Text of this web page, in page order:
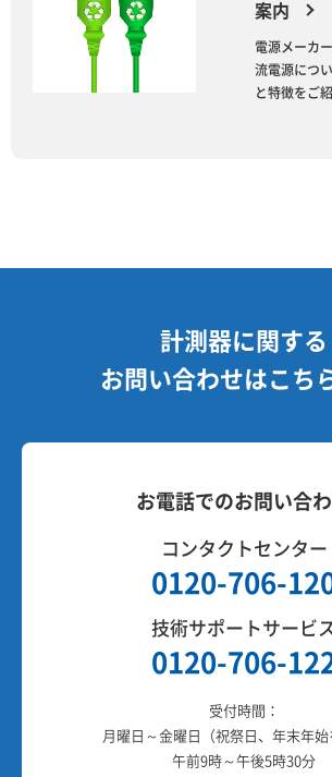
案内
電源メーカ
流電源につ
と特徴をご
計測器に関する
お問い合わせはこち
お電話でのお問い合
コンタクトセンター
0120-706-
技術サポートサービス
0120-706-
受付時間：
月曜日～金曜日（祝祭日、年末年始
午前9時～午後5時30分